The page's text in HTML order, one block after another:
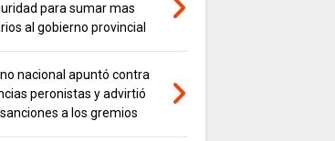
para sumar mas
al gobierno provincial
nacional apuntó contra
peronistas y advirtió
a los gremios